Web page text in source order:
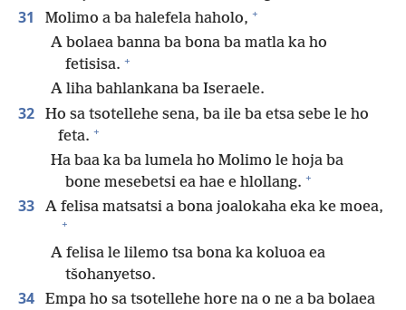
31 Molimo a ba halefela haholo, +
A bolaea banna ba bona ba matla ka ho
fetisisa. +
A liha bahlankana ba Iseraele.
32
Ho sa tsotellehe sena, ba ile ba etsa sebe le ho
feta. +
Ha baa ka ba lumela ho Molimo le hoja ba
bone mesebetsi ea hae e hlollang. +
33 A felisa matsatsi a bona joalokaha eka ke moea,
+
A felisa le lilemo tsa bona ka koluoa ea
tšohanyetso.
34
Empa ho sa tsotellehe hore na o ne a ba bolaea